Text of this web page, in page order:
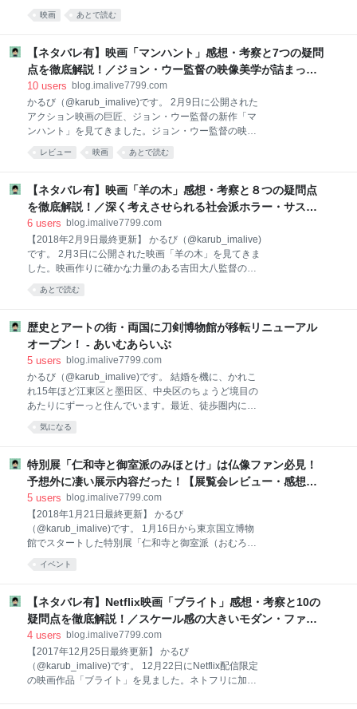
エントリで使用した写真・画像は、予め主催者の許可
何卒ご了承下さい。 2018年7月、特別展「縄文ー1万
年の美の鼓動」が開催決定！ 今回の「縄文」展の
ました。「X-MEN」シリーズを卒業したヒュー・ジャ
ックマンが、ライフワークとして進めていた肝いりの
に遅れること3ヶ月、ようやく上映開始となりまし
た。 早速ですが、感想・考察等を織り交ぜた映画レビ
ューを書いてみたいと思います。 ※本エントリは、後
が一部含まれますので、何卒ご了承ください。できれ
ば、映画鑑賞後にご覧頂ければ幸いです。 １．映画
「グレイテストショーマン」の予告動画・基本情報
２．主要登場人物・キャスト ３．途中までの簡単なあ
ウッド俳
映画 あとで読む
【ネタバレ有】映画「マンハント」感想・考察と7つの疑問
点を徹底解説！／ジョン・ウー監督の映像美学が詰まった
多国籍アクション・エンタテイメント大作！ - あいむあら
いぶ
10 users blog.imalive7799.com
かるび（@karub_imalive)です。 2月9日に公開された
アクション映画の巨匠、ジョン・ウー監督の新作「マ
ンハント」を見てきました。ジョン・ウー監督の映像
美学や様式美がたっぷりつまったセルフ・オマージュ
作品でもあった同作。全編大阪ロケで、日本でも工夫
と感心しました。 早速ですが、感想・考察等を織り交
ぜた映画レビューを書いてみたいと思います。 ※本エ
ントリは、後半部分でストーリー核心部分にかかわる
さい。できれば、映画鑑賞後にご覧頂ければ幸いで
す。 １．映画「マンハント」の予告動画・作品製作の
背景などを解説 ２．映画「マンハント」主要登場人
物・キャスト・人物相関図 ３．途中までの簡単なあら
がっ
レビュー 映画 あとで読む
【ネタバレ有】映画「羊の木」感想・考察と８つの疑問点
を徹底解説！／深く考えさせられる社会派ホラー・サスペ
ンスの傑作！ - あいむあらいぶ
6 users blog.imalive7799.com
【2018年2月9日最終更新】 かるび（@karub_imalive)
です。 2月3日に公開された映画「羊の木」を見てきま
した。映画作りに確かな力量のある吉田大八監督の最
新作ということで、個人的に密かに期待していた作品
です。早速ですが、感想・考察等を織り交ぜた映画レ
後半部分でストーリー核心部分にかかわるネタバレ記
述が一部含まれますので、何卒ご了承ください。でき
れば、映画鑑賞後にご覧頂ければ幸いです。 １．映画
主要登場人物・キャスト ３．途中までの簡単なあらす
じ ４．映画本編のレビュー（感想・評価） 重層的にテ
ーマが絡み合った、ジャンル横断的な意欲作 元受刑者
6人の描き分けや主演・錦戸亮の徹底した「普通」ぶ
あとで読む
歴史とアートの街・両国に刀剣博物館が移転リニューアル
オープン！ - あいむあらいぶ
5 users blog.imalive7799.com
かるび（@karub_imalive)です。 結婚を機に、かれこ
れ15年ほど江東区と墨田区、中央区のちょうど境目の
あたりにずーっと住んでいます。最近、徒歩圏内にあ
っかけに、急に墨田区が「アートの街」みたいな雰囲
り、その動きが加速した感があります。 というのも、
旧安田庭園の敷地内に新たに「刀剣博物館」が新宿か
ら移転・リニューアルオープンしたからなんです。こ
斎美術館」「相撲博物館」「東京都復興記念館」とあ
わせて、中規模以上の博物館・美術館系の施設は実に
5つ目なんですよね。アートファンの僕としては、本
当に嬉しい限りであります。 ということで、この「刀
館内は、一
気になる
特別展「仁和寺と御室派のみほとけ」は仏像ファン必見！
予想外に凄い展示内容だった！【展覧会レビュー・感想／
仁和寺展】 - あいむあらいぶ
5 users blog.imalive7799.com
【2018年1月21日最終更新】 かるび
（@karub_imalive)です。 1月16日から東京国立博物
館でスタートした特別展「仁和寺と御室派（おむろ
ました。展覧会タイトルから、割りと地味な感じなの
チャクチャいいじゃないですか！ 何がいいかって言う
と、平安～鎌倉時代を中心として、仁和寺や、真言宗
御室派の寺社が保有する仏像がハンパなくすばらしい
像および両脇侍立像」をはじめとして、個性豊かでグ
レード感の高い仏像たちが、計算しつくされた贅沢な
展示空間の中でガッツリ楽しめました。2018年初頭か
イベント
【ネタバレ有】Netflix映画「ブライト」感想・考察と10の
疑問点を徹底解説！／スケール感の大きいモダン・ファン
タジー超大作の第1弾！ - あいむあらいぶ
4 users blog.imalive7799.com
【2017年12月25日最終更新】 かるび
（@karub_imalive)です。 12月22日にNetflix配信限定
の映画作品「ブライト」を見ました。ネトフリに加入